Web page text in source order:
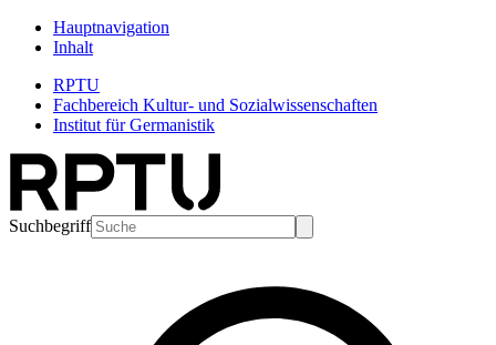
Hauptnavigation
Inhalt
RPTU
Fachbereich Kultur- und Sozialwissenschaften
Institut für Germanistik
Suchbegriff